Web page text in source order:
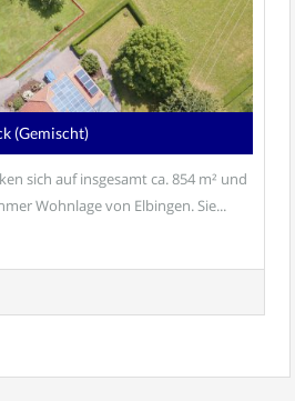
(Gemischt)
sich auf insgesamt ca. 854 m² und
Wohnlage von Elbingen. Sie...